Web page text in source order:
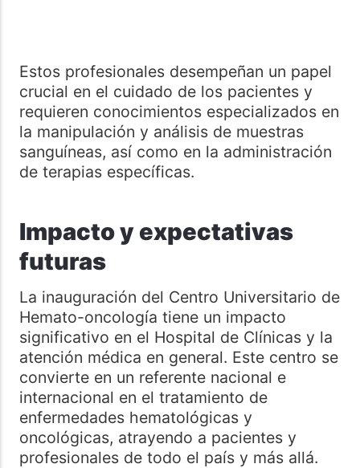
Estos profesionales desempeñan un papel
crucial en el cuidado de los pacientes y
requieren conocimientos especializados en
la manipulación y análisis de muestras
sanguíneas, así como en la administración
de terapias específicas.
Impacto y expectativas
futuras
La inauguración del Centro Universitario de
Hemato-oncología tiene un impacto
significativo en el Hospital de Clínicas y la
atención médica en general. Este centro se
convierte en un referente nacional e
internacional en el tratamiento de
enfermedades hematológicas y
oncológicas, atrayendo a pacientes y
profesionales de todo el país y más allá.